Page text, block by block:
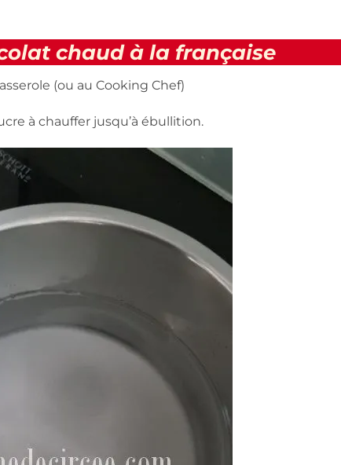
chaud à la française
(ou au Cooking Chef)
à chauffer jusqu’à ébullition.